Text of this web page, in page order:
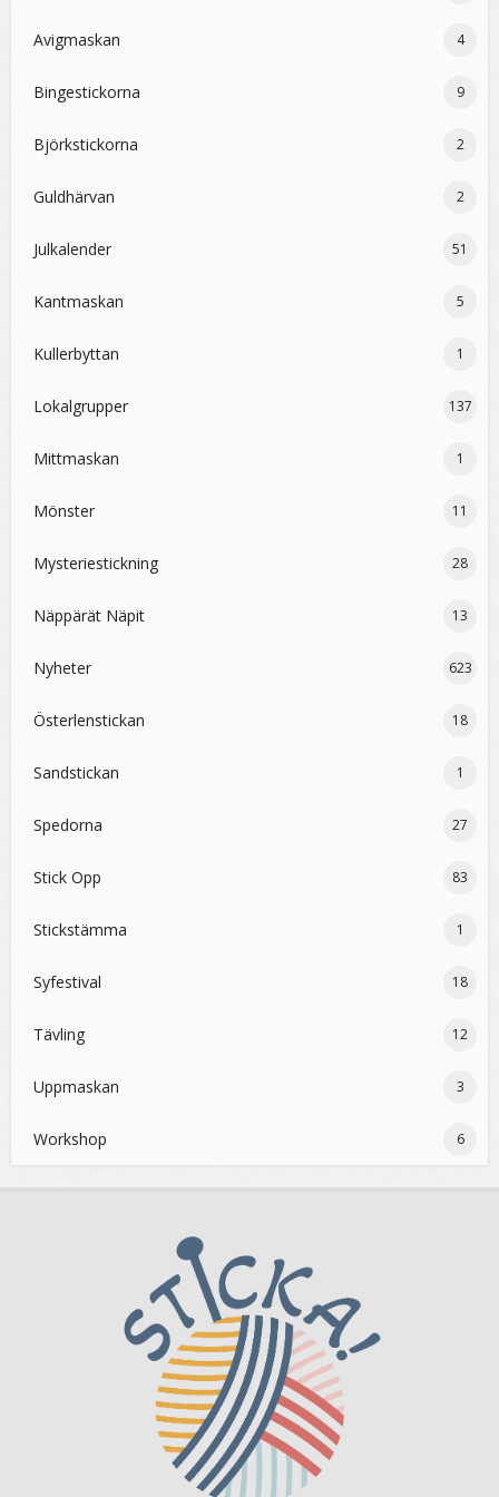
Avigmaskan 4
Bingestickorna 9
Björkstickorna 2
Guldhärvan 2
Julkalender 51
Kantmaskan 5
Kullerbyttan 1
Lokalgrupper 137
Mittmaskan 1
Mönster 11
Mysteriestickning 28
Näppärät Näpit 13
Nyheter 623
Österlenstickan 18
Sandstickan 1
Spedorna 27
Stick Opp 83
Stickstämma 1
Syfestival 18
Tävling 12
Uppmaskan 3
Workshop 6